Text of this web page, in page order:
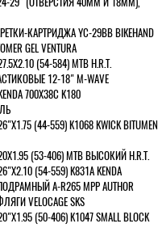
КАРТРИДЖА YC-29BB BIKEHAND
GEL VENTURA
(54-584) MTB H.R.T.
12-18" M-WAVE
700Х38С K180
(44-559) K1068 KWICK BITUMEN
(53-406) MTB ВЫСОКИЙ H.R.T.
(54-559) K831A KENDA
A-R265 MPP AUTHOR
VELOCAGE SKS
(50-406) K1047 SMALL BLOCK